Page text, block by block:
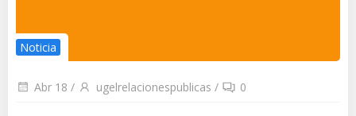
Noticia
Abr 18 / ugelrelacionespublicas / 0